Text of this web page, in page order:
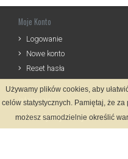
Moje Konto
Logowanie
Nowe konto
Reset hasła
Informacje
Zasady Rejestracji
Używamy plików cookies, aby
celów statystycznych. Pamiętaj, że
możesz samodzielnie określić